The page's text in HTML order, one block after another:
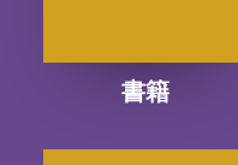
書籍